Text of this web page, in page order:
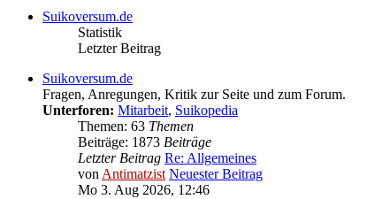
Suikoversum.de
Statistik
Letzter Beitrag
Suikoversum.de
Fragen, Anregungen, Kritik zur Seite und zum Forum.
Unterforen: Mitarbeit, Suikopedia
Themen: 63 Themen
Beiträge: 1873 Beiträge
Letzter Beitrag Re: Allgemeines
vonAntimatzist Neuester Beitrag
Mo 3. Aug 2026, 12:46